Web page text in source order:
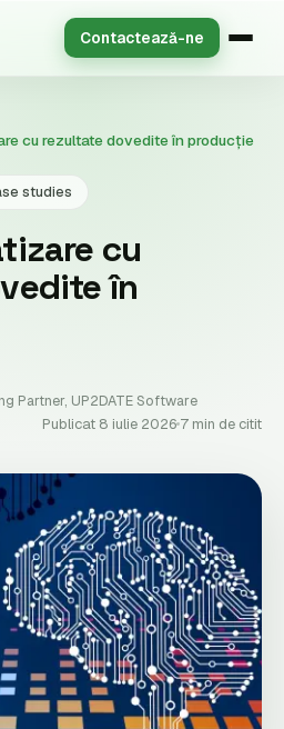
Contactează-ne
cu rezultate dovedite în producție
studies
cu
în
Partner, UP2DATE Software
Publicat 8 iulie 2026 7 min de citit